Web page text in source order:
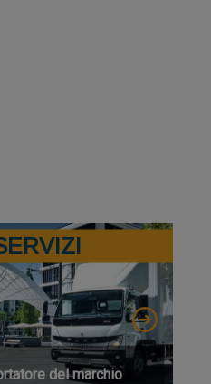
del marchio